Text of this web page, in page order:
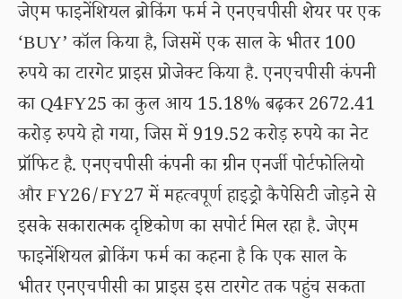
जेएम फाइनेंशियल ब्रोकिंग फर्म ने एनएचपीसी शेयर पर एक
‘BUY’ कॉल किया है, जिसमें एक साल के भीतर 100
रुपये का टारगेट प्राइस प्रोजेक्ट किया है. एनएचपीसी कंपनी
का Q4FY25 का कुल आय 15.18% बढ़कर 2672.41
करोड़ रुपये हो गया, जिस में 919.52 करोड़ रुपये का नेट
प्रॉफिट है. एनएचपीसी कंपनी का ग्रीन एनर्जी पोर्टफोलियो
और FY26/FY27 में महत्वपूर्ण हाइड्रो कैपेसिटी जोड़ने से
इसके सकारात्मक दृष्टिकोण का सपोर्ट मिल रहा है. जेएम
फाइनेंशियल ब्रोकिंग फर्म का कहना है कि एक साल के
भीतर एनएचपीसी का प्राइस इस टारगेट तक पहुंच सकता